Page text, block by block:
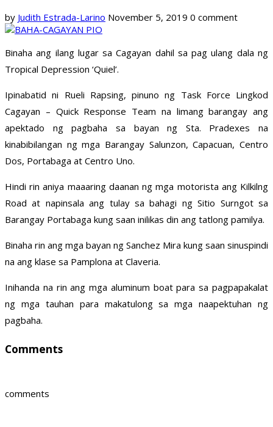
by Judith Estrada-Larino November 5, 2019 0 comment
Binaha ang ilang lugar sa Cagayan dahil sa pag ulang dala ng
Tropical Depression ‘Quiel’.
Ipinabatid ni Rueli Rapsing, pinuno ng Task Force Lingkod
Cagayan – Quick Response Team na limang barangay ang
apektado ng pagbaha sa bayan ng Sta. Pradexes na
kinabibilangan ng mga Barangay Salunzon, Capacuan, Centro
Dos, Portabaga at Centro Uno.
Hindi rin aniya maaaring daanan ng mga motorista ang Kilkilng
Road at napinsala ang tulay sa bahagi ng Sitio Surngot sa
Barangay Portabaga kung saan inilikas din ang tatlong pamilya.
Binaha rin ang mga bayan ng Sanchez Mira kung saan sinuspindi
na ang klase sa Pamplona at Claveria.
Inihanda na rin ang mga aluminum boat para sa pagpapakalat
ng mga tauhan para makatulong sa mga naapektuhan ng
pagbaha.
Comments
comments